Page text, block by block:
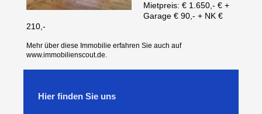
Mietpreis: € 1.650,- € +
Garage € 90,- + NK €
210,-
Mehr über diese Immobilie erfahren Sie auch auf
www.immobilienscout.de.
Hier finden Sie uns